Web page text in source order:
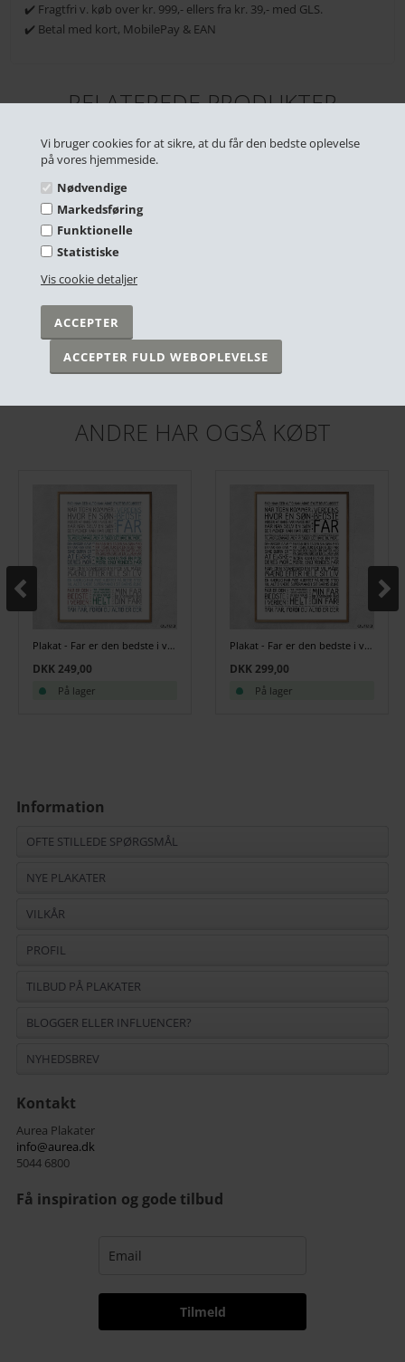
Vi bruger cookies for at sikre, at du får den bedste oplevelse
på vores hjemmeside.
Nødvendige
Markedsføring
Funktionelle
Statistiske
Vis cookie detaljer
✔️ Fragtfri v. køb over kr. 999,- ellers fra kr. 39,- med GLS.
✔️ Betal med kort, MobilePay & EAN
RELATEREDE PRODUKTER
DKK 249,00
På lager
DKK 299,00
På lager
ANDRE HAR OGSÅ KØBT
Plakat - Far er den bedste i verden - Colors
DKK 249,00
På lager
Plakat - Far er den bedste i verden - Sort/hvid
DKK 299,00
På lager
Information
OFTE STILLEDE SPØRGSMÅL
NYE PLAKATER
VILKÅR
PROFIL
TILBUD PÅ PLAKATER
BLOGGER ELLER INFLUENCER?
NYHEDSBREV
Kontakt
Aurea Plakater
info@aurea.dk
5044 6800
Få inspiration og gode tilbud
Tilmeld